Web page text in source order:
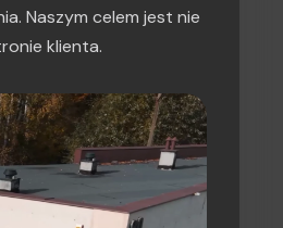
Naszym celem jest nie
klienta.